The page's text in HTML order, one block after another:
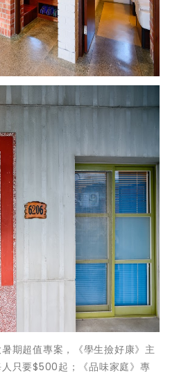
期超值專案，《學生撿好康》主
只要$500起；《品味家庭》專